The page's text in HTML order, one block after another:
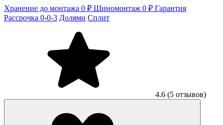
Хранение до монтажа 0 ₽ Шиномонтаж 0 ₽ Гарантия
Рассрочка 0-0-3 Долями Сплит
4.6 (5 отзывов)